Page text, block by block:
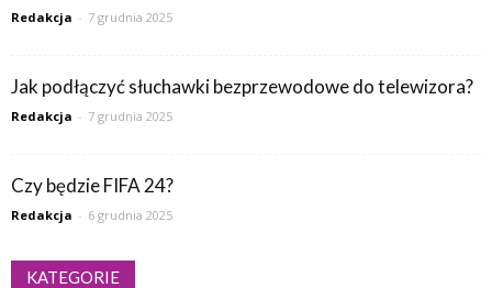
Redakcja - 7 grudnia 2025
Jak podłączyć słuchawki bezprzewodowe do telewizora?
Redakcja - 7 grudnia 2025
Czy będzie FIFA 24?
Redakcja - 6 grudnia 2025
KATEGORIE